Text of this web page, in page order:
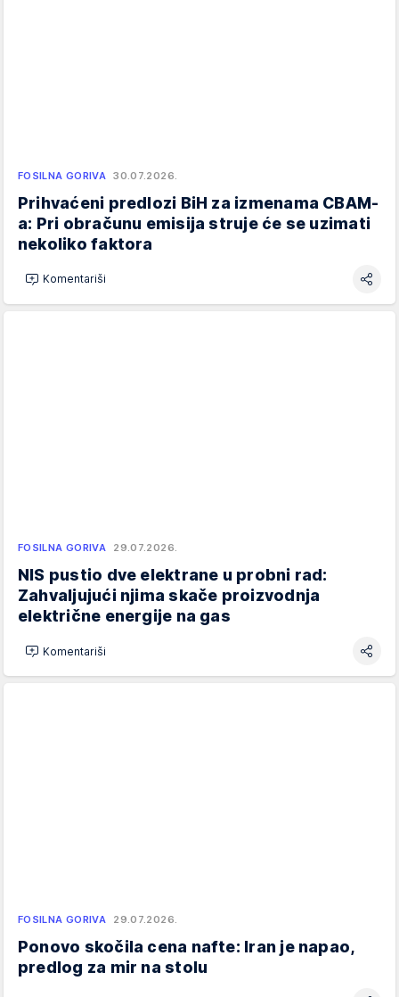
FOSILNA GORIVA 30.07.2026.
Prihvaćeni predlozi BiH za izmenama CBAM-
a: Pri obračunu emisija struje će se uzimati
nekoliko faktora
Komentariši
FOSILNA GORIVA 29.07.2026.
NIS pustio dve elektrane u probni rad:
Zahvaljujući njima skače proizvodnja
električne energije na gas
Komentariši
FOSILNA GORIVA 29.07.2026.
Ponovo skočila cena nafte: Iran je napao,
predlog za mir na stolu